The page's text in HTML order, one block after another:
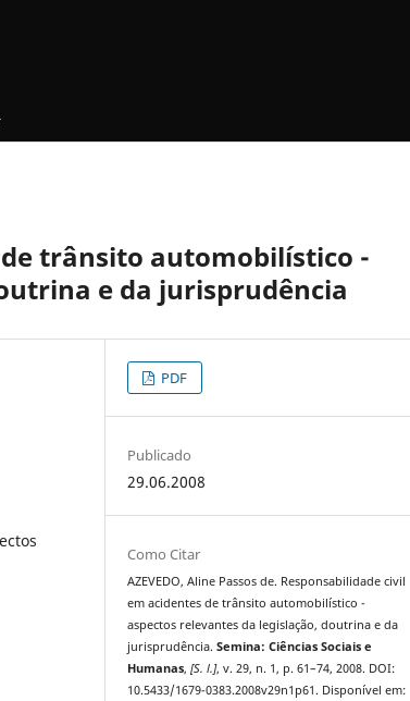
trânsito automobilístico -
e da jurisprudência
PDF
Publicado
29.06.2008
Como Citar
AZEVEDO, Aline Passos de. Responsabilidade civil
em acidentes de trânsito automobilístico -
aspectos relevantes da legislação, doutrina e da
jurisprudência.Semina: Ciências Sociais e
Humanas,[S. l.], v. 29, n. 1, p. 61–74, 2008. DOI:
10.5433/1679-0383.2008v29n1p61. Disponível em: